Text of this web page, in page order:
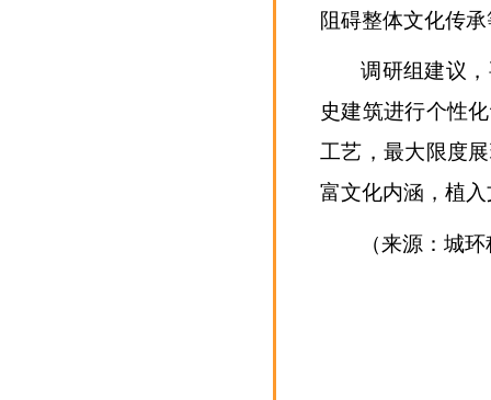
阻碍整体文化传
调研组建议
史建筑进行个性
工艺，最大限度
富文化内涵，植
（来源：城